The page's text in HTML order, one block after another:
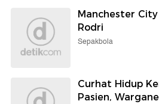
Manchester
Rodri
Sepakbola
Curhat Hidup
Pasien,